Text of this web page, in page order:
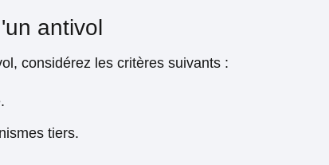
antivol
considérez les critères suivants :
tiers.